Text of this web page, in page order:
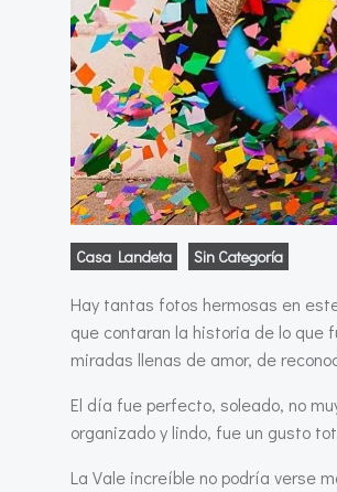
Casa Landeta Sin Categoría
Hay tantas fotos hermosas en
que contaran la historia de lo que
miradas llenas de amor, de
El día fue perfecto, soleado, no
organizado y lindo, fue un gusto
La Vale increíble no podría verse